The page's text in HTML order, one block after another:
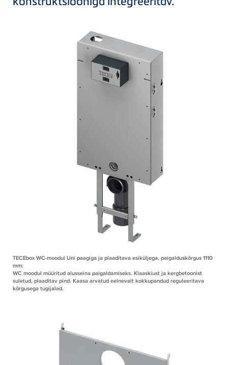
TECEbox WC-moodul Uni paagiga ja plaaditava esiküljega, paigalduskõrgus 1110
mm:
WC moodul müüritud alusseina paigaldamiseks. Klaaskiust ja kergbetoonist
suletud, plaaditav pind. Kaasa arvatud eelnevalt kokkupandud reguleeritava
kõrgusega tugijalad.